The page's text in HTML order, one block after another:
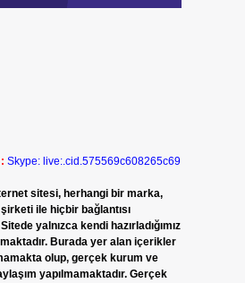
Skype: live:.cid.575569c608265c69
sitesi, herhangi bir marka,
ile hiçbir bağlantısı
yalnızca kendi hazırladığımız
Burada yer alan içerikler
olup, gerçek kurum ve
yapılmamaktadır. Gerçek